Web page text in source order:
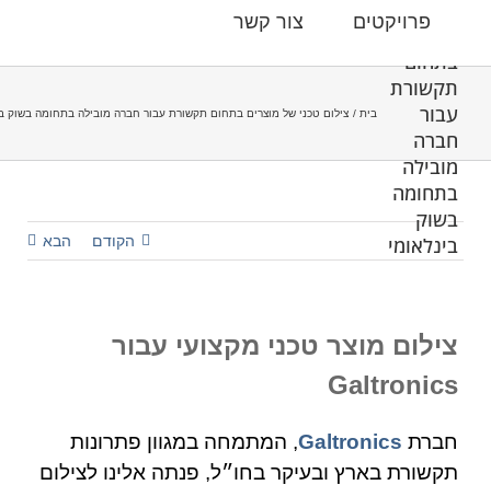
פרויקטים צור קשר
מוצרים
בתחום
תקשורת
עבור
חברה
מובילה
בתחומה
בשוק
בינלאומי
בית צילום טכני של מוצרים בתחום תקשורת עבור חברה מובילה בתחומה בשוק
הקודם הבא
צילום מוצר טכני מקצועי עבור
Galtronics
חברת Galtronics, המתמחה במגוון פתרונות
תקשורת בארץ ובעיקר בחו״ל, פנתה אלינו לצילום